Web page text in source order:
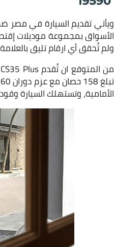
ويأتي تقديم السيارة في مصر
الأسواق بمجموعة موديلات
ولم تُحقق أي ارقام تليق
الأمامية، وتستهلك السيارة وقود بمعدل 5.8